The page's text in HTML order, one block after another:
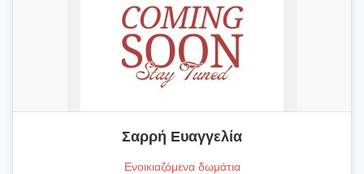
Σαρρή Ευαγγελία
Ενοικιαζόμενα δωμάτια